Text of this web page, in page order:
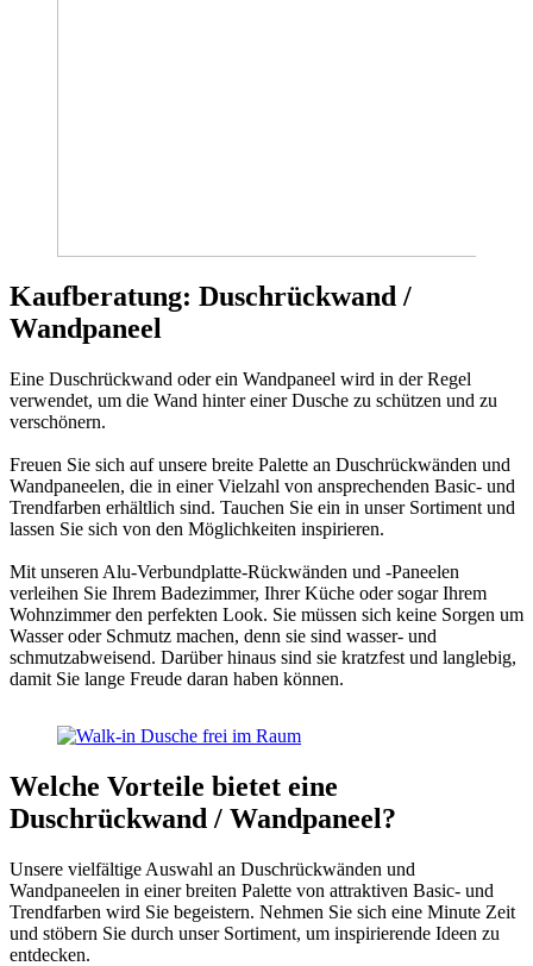
Kaufberatung: Duschrückwand /
Wandpaneel
Eine Duschrückwand oder ein Wandpaneel wird in der Regel
verwendet, um die Wand hinter einer Dusche zu schützen und zu
verschönern.
Freuen Sie sich auf unsere breite Palette an Duschrückwänden und
Wandpaneelen, die in einer Vielzahl von ansprechenden Basic- und
Trendfarben erhältlich sind. Tauchen Sie ein in unser Sortiment und
lassen Sie sich von den Möglichkeiten inspirieren.
Mit unseren Alu-Verbundplatte-Rückwänden und -Paneelen
verleihen Sie Ihrem Badezimmer, Ihrer Küche oder sogar Ihrem
Wohnzimmer den perfekten Look. Sie müssen sich keine Sorgen um
Wasser oder Schmutz machen, denn sie sind wasser- und
schmutzabweisend. Darüber hinaus sind sie kratzfest und langlebig,
damit Sie lange Freude daran haben können.
Welche Vorteile bietet eine
Duschrückwand / Wandpaneel?
Unsere vielfältige Auswahl an Duschrückwänden und
Wandpaneelen in einer breiten Palette von attraktiven Basic- und
Trendfarben wird Sie begeistern. Nehmen Sie sich eine Minute Zeit
und stöbern Sie durch unser Sortiment, um inspirierende Ideen zu
entdecken.